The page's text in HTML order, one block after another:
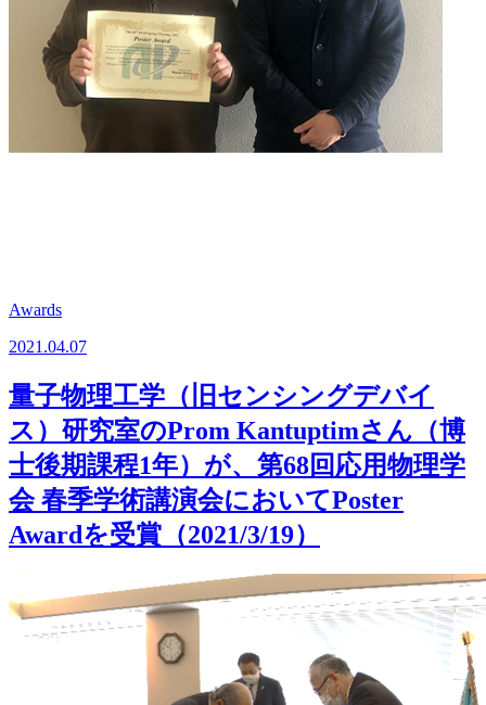
Awards
2021.04.07
量子物理工学（旧センシングデバイ
ス）研究室のProm Kantuptimさん（博
士後期課程1年）が、第68回応用物理学
会 春季学術講演会においてPoster
Awardを受賞（2021/3/19）